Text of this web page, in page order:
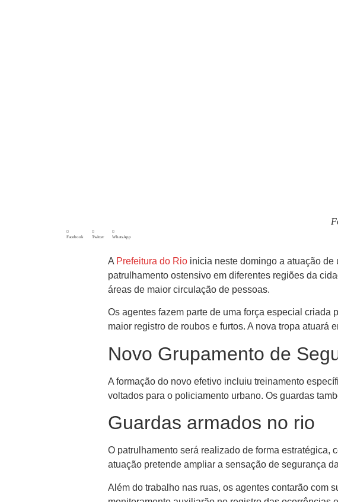
Facebook Twitter WhatsApp
A Prefeitura do Rio inicia neste domingo a atuação
patrulhamento ostensivo em diferentes regiões da
áreas de maior circulação de pessoas.
Os agentes fazem parte de uma força especial
maior registro de roubos e furtos. A nova tropa atuará
Novo Grupamento de
A formação do novo efetivo incluiu treinamento
voltados para o policiamento urbano. Os guardas
Guardas armados no rio
O patrulhamento será realizado de forma
atuação pretende ampliar a sensação de segurança
Além do trabalho nas ruas, os agentes contarão com